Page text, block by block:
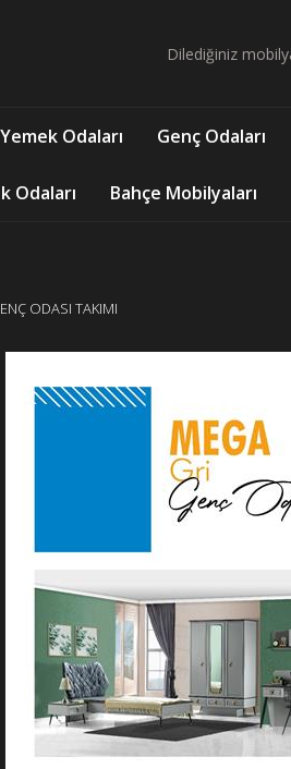
Yemek Odaları Genç Odaları
Odaları Bahçe Mobilyaları
ODASI TAKIMI